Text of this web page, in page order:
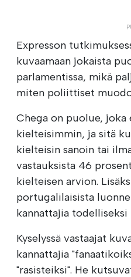
Expresson
kuvaamaan jokaista
parlamentissa, mikä
miten poliittiset
Chega on puolue,
kielteisimmin, ja sitä
kielteisin sanoin tai
vastauksista 46
kielteisen arvion.
portugalilaisista
kannattajia todelliseksi
Kyselyssä vastaajat
kannattajia
"rasisteiksi". He